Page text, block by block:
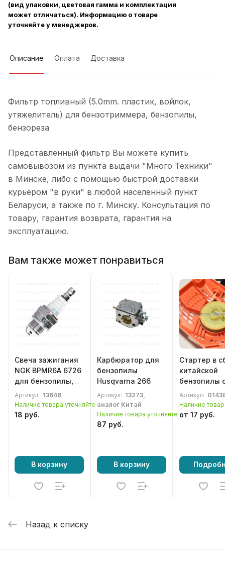
(вид упаковки, цветовая гамма и комплектация
может отличаться). Информацию о товаре
уточняйте у менеджеров.
Описание Оплата Доставка
Фильтр топливный (5.0mm. пластик, войлок,
утяжелитель) для бензотриммера, бензопилы,
бензореза
Представленный фильтр Вы можете купить
самовывозом из пункта выдачи "Много Техники"
в Минске, либо с помощью быстрой доставки
курьером "в руки" в любой населенный пункт
Беларуси, а также по г. Минску. Консультация по
товару, гарантия возврата, гарантия на
эксплуатацию.
Вам также может понравиться
Свеча зажигания
NGK BPMR6A 6726
для бензопилы,
бензотриммера,
мотокосы
Артикул: 13646
Наличие товара уточняйте
18 руб.
В корзину
Карбюратор для
бензопилы
Husqvarna 266
Артикул: 13273,
аналог Китай
Наличие товара уточняйте
87 руб.
В корзину
Стартер в
китайской
бензопилы
4500 / 5200
Артикул:
Наличие
от 17 руб.
Назад к списку